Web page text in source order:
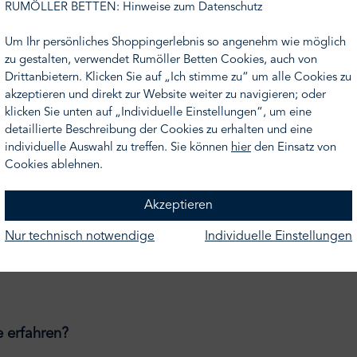
in der Manufaktur von VISPRING in Plymouth (UK) von
(Durchmesser 54 mm), von Hand wabenförmig
cm
ist die Kombination von zwei Härtegraden möglich)
echter Shetland-Schurwolle und Baumwolle,
mit Kaschmir.
Zwirn
gegen Aufpreis)
erfahren?
RUMÖLLER BETTEN: Hinweise zum Datenschutz
Um Ihr persönliches Shoppingerlebnis so angenehm wie möglich
zu gestalten, verwendet Rumöller Betten Cookies, auch von
Drittanbietern. Klicken Sie auf „Ich stimme zu“ um alle Cookies zu
akzeptieren und direkt zur Website weiter zu navigieren; oder
klicken Sie unten auf „Individuelle Einstellungen“, um eine
detaillierte Beschreibung der Cookies zu erhalten und eine
individuelle Auswahl zu treffen. Sie können hier den Einsatz von
Cookies ablehnen.
Akzeptieren
Nur technisch notwendige Individuelle Einstellungen